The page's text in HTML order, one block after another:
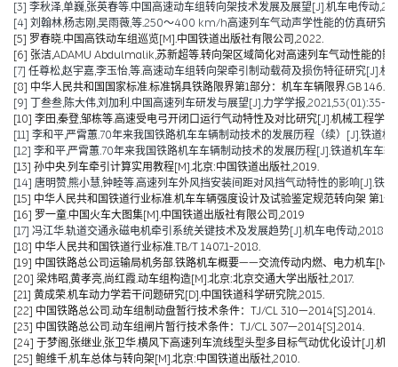
[3] 李秋泽,单巍,张英春等.中国高速动车组转向架技术发展及展望[J].机车电传动
[4] 刘翰林,杨志刚,吴雨薇,等.250～400 km/h高速列车气动声学性能的仿真研究
[5] 罗春晓.中国高铁动车组巡览[M].中国铁道出版社有限公司,2022.
[6] 张洁,ADAMU Abdulmalik,苏新超等.转向架区域简化对高速列车气动性能的
[7] 任尊松,赵宇嘉,李玉怡,等.高速动车组转向架牵引制动载荷及损伤特征研究[J].机
[8] 中华人民共和国国家标准.标准锅具铁路限界第1部分：机车车辆限界.GB
[9] 丁叁叁,陈大伟,刘加利.中国高速列车研发与展望[J].力学学报,2021,53(01):35-
[10] 李田,秦登,邹栋等.高速受电弓开闭口运行气动特性及对比研究[J].机械工程学
[11] 李和平,严霄蕙.70年来我国铁路机车车辆制动技术的发展历程（续）[J].铁道
[12] 李和平,严霄蕙.70年来我国铁路机车车辆制动技术的发展历程[J].铁道机车车
[13] 孙中央.列车牵引计算实用教程[M].北京:中国铁道出版社,2019.
[14] 唐明赞,熊小慧,钟睦等.高速列车外风挡安装间距对风挡气动特性的影响[J].铁
[15] 中华人民共和国铁道行业标准.机车车辆强度设计及试验鉴定规范转向架 第1
[16] 罗一童.中国火车大图集[M].中国铁道出版社有限公司,2019
[17] 冯江华.轨道交通永磁电机牵引系统关键技术及发展趋势[J].机车电传动
[18] 中华人民共和国铁道行业标准.TB/T 1407.1-2018.
[19] 中国铁路总公司运输局机务部.铁路机车概要——交流传动内燃、电力机车[M].
[20] 梁炜昭,黄孝亮,尚红霞.动车组构造[M].北京:北京交通大学出版社,2017.
[21] 黄成荣.机车动力学若干问题研究[D].中国铁道科学研究院,2015.
[22] 中国铁路总公司.动车组制动盘暂行技术条件：TJ/CL 310—2014[S].2014.
[23] 中国铁路总公司.动车组闸片暂行技术条件：TJ/CL 307—2014[S].2014.
[24] 于梦阁,张继业,张卫华.横风下高速列车流线型头型多目标气动优化设计[J].机
[25] 鲍维千,机车总体与转向架[M].北京:中国铁道出版社,2010.